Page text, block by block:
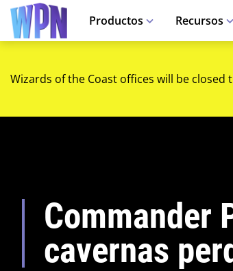
Productos Recursos
Wizards of the Coast offices will be
Commander
cavernas